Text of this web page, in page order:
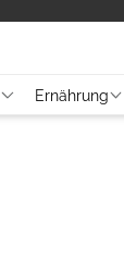
Ernährung